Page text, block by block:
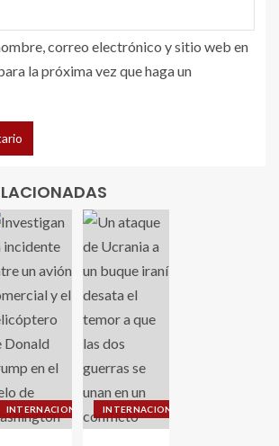
correo electrónico y sitio web en
la próxima vez que haga un
INTERNACIONALES INTERNACIONALES